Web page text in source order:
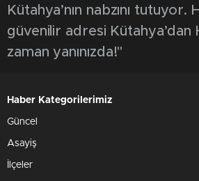
Kütahya’nın nabzını tutuyor.
güvenilir adresi Kütahya’dan
zaman yanınızda!"
Haber Kategorilerimiz
Güncel
Asayiş
İlçeler